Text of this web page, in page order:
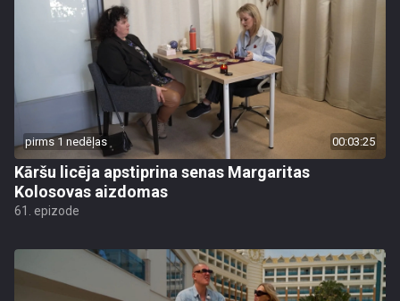
pirms 1 nedēļas 00:03:25
Kāršu licēja apstiprina senas Margaritas
Kolosovas aizdomas
61. epizode